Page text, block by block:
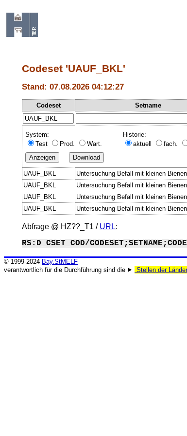
Codeset 'UAUF_BKL'
Stand: 07.08.2026 04:12:27
Codeset Setname
System:
Test
Prod. Wart.
Historie:
aktuell
fach.
UAUF_BKL Untersuchung Befall mit kleinen
UAUF_BKL
Untersuchung Befall mit kleinen
UAUF_BKL
Untersuchung Befall mit kleinen
UAUF_BKL
Untersuchung Befall mit kleinen
Abfrage @ HZ??_T1 / URL:
RS:D_CSET_COD/
© 1999-2024 Bay.StMELF
verantwortlich für die Durchführung sind die ⯈
Stellen der